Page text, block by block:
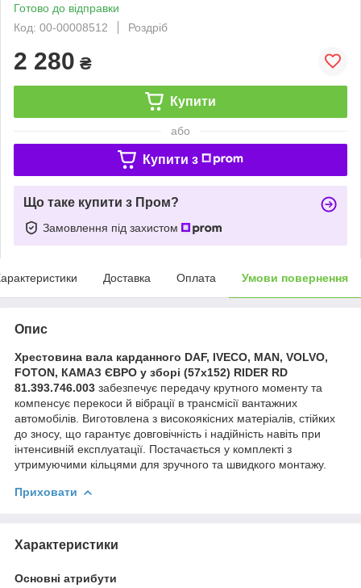
Готово до відправки
Код: 00-00008512
Роздріб
2 280 ₴
Купити
або
Купити з
Що таке купити з Пром?
Замовлення під захистом
Доставка Оплата Умови повернення
Опис
Хрестовина вала карданного DAF, IVECO, MAN, VOLVO,
FOTON, КАМАЗ ЄВРО у зборі (57х152) RIDER RD
81.393.746.003 забезпечує передачу крутного моменту та
компенсує перекоси й вібрації в трансмісії вантажних
автомобілів. Виготовлена з високоякісних матеріалів, стійких
до зносу, що гарантує довговічність і надійність навіть при
інтенсивній експлуатації. Постачається у комплекті з
утримуючими кільцями для зручного та швидкого монтажу.
Приховати
Характеристики
Основні атрибути